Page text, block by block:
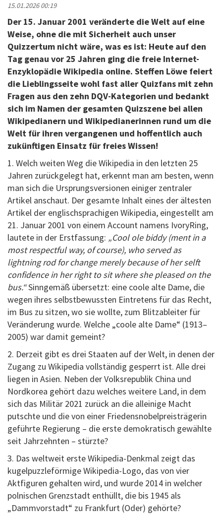
15.01.2026 00:19
Der 15. Januar 2001 veränderte die Welt auf eine
Weise, ohne die mit Sicherheit auch unser
Quizzertum nicht wäre, was es ist: Heute auf den
Tag genau vor 25 Jahren ging die freie Internet-
Enzyklopädie Wikipedia online. Steffen Löwe feiert
die Lieblingsseite wohl fast aller Quizfans mit zehn
Fragen aus den zehn DQV-Kategorien und bedankt
sich im Namen der gesamten Quizszene bei allen
Wikipedianern und Wikipedianerinnen rund um die
Welt für ihren vergangenen und hoffentlich auch
zukünftigen Einsatz für freies Wissen!
1. Welch weiten Weg die Wikipedia in den letzten 25
Jahren zurückgelegt hat, erkennt man am besten, wenn
man sich die Ursprungsversionen einiger zentraler
Artikel anschaut. Der gesamte Inhalt eines der ältesten
Artikel der englischsprachigen Wikipedia, eingestellt am
21. Januar 2001 von einem Account namens IvoryRing,
lautete in der Erstfassung: „Cool ole biddy (ment in a
most respectful way, of course), who served as
lightning rod for change merely because of her selft
confidence in her right to sit where she pleased on the
bus.“Sinngemäß übersetzt: eine coole alte Dame, die
wegen ihres selbstbewussten Eintretens für das Recht,
im Bus zu sitzen, wo sie wollte, zum Blitzableiter für
Veränderung wurde. Welche „coole alte Dame“ (1913–
2005) war damit gemeint?
2. Derzeit gibt es drei Staaten auf der Welt, in denen der
Zugang zu Wikipedia vollständig gesperrt ist. Alle drei
liegen in Asien. Neben der Volksrepublik China und
Nordkorea gehört dazu welches weitere Land, in dem
sich das Militär 2021 zurück an die alleinige Macht
putschte und die von einer Friedensnobelpreisträgerin
geführte Regierung – die erste demokratisch gewählte
seit Jahrzehnten – stürzte?
3. Das weltweit erste Wikipedia-Denkmal zeigt das
kugelpuzzleförmige Wikipedia-Logo, das von vier
Aktfiguren gehalten wird, und wurde 2014 in welcher
polnischen Grenzstadt enthüllt, die bis 1945 als
„Dammvorstadt“ zu Frankfurt (Oder) gehörte?